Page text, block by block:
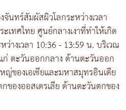
จันทร์สัมผัสผิวโลกระหว่างเวลา
เทศไทย ศูนย์กลางเงาที่ทำให้เกิด
างเวลา 10:36 - 13:59 น. บริเวณ
ก่ ตะวันออกกลาง ด้านตะวันออก
ญ่ของเอเชียและมหาสมุทรอินเดีย
ของออสเตรเลีย ด้านตะวันตกของ